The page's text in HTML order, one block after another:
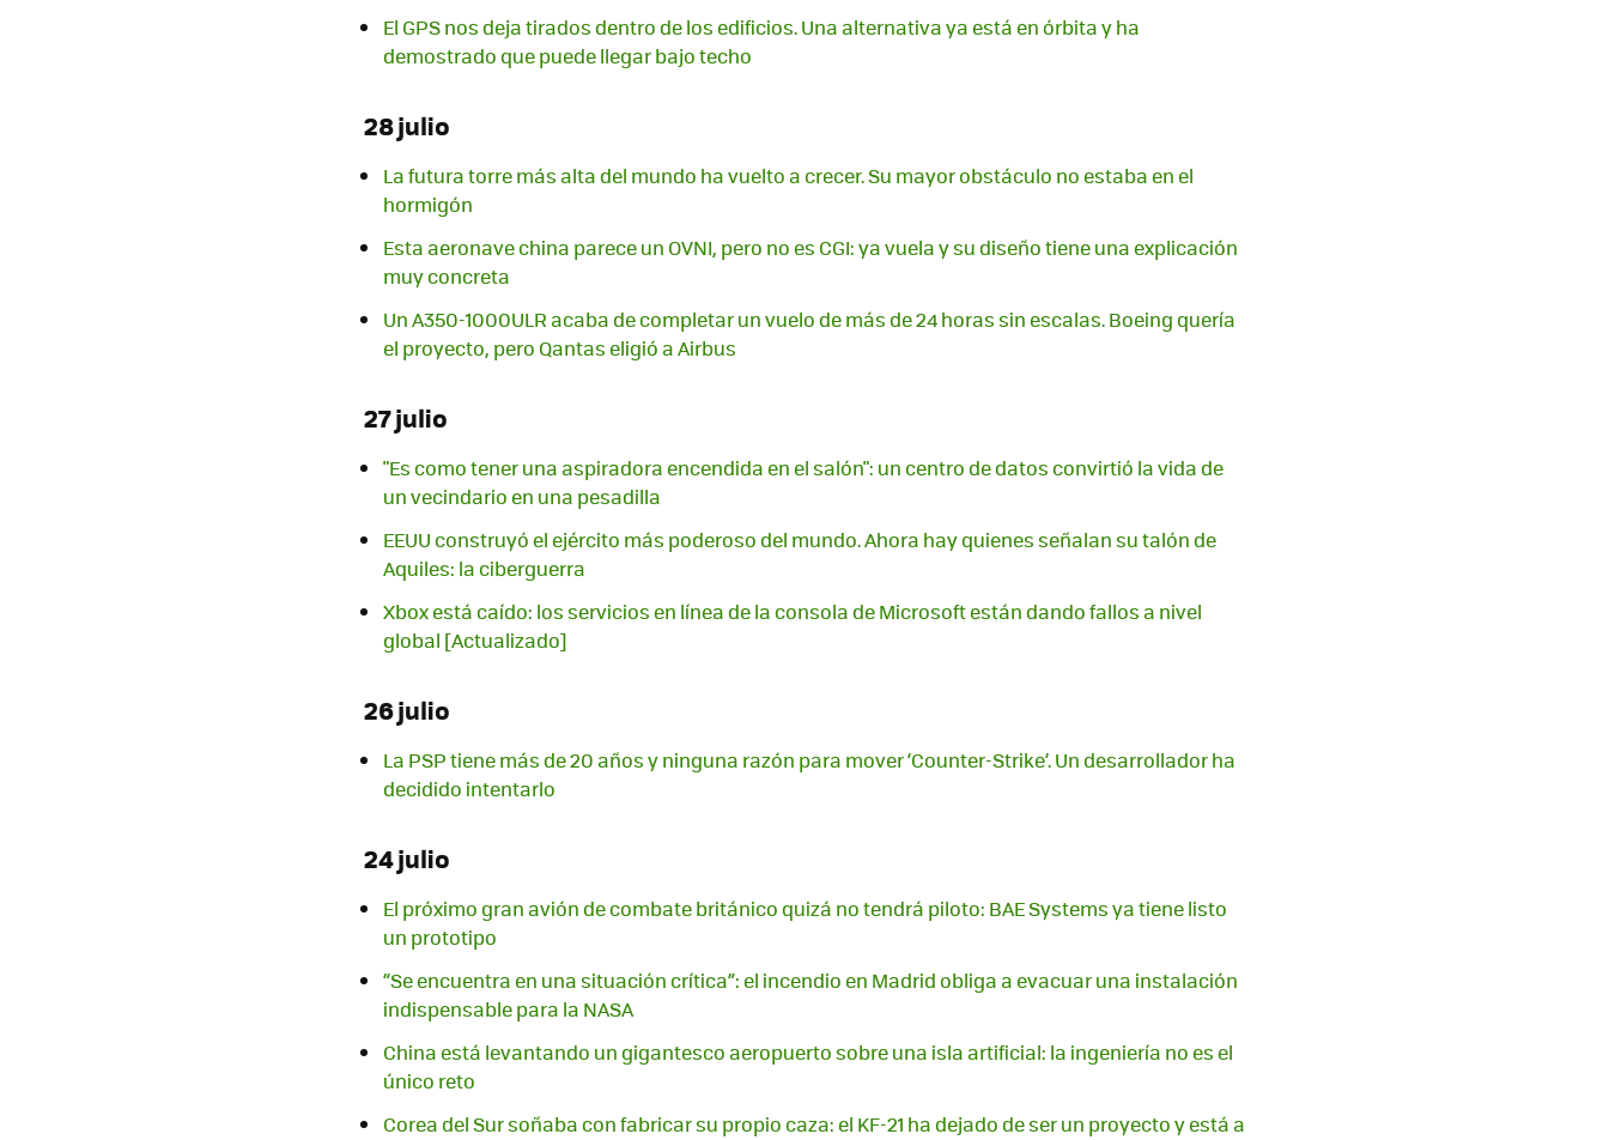
El GPS nos deja tirados dentro de los edificios. Una alternativa ya está en órbita y ha
demostrado que puede llegar bajo techo
28 julio
La futura torre más alta del mundo ha vuelto a crecer. Su mayor obstáculo no estaba en el
hormigón
Esta aeronave china parece un OVNI, pero no es CGI: ya vuela y su diseño tiene una explicación
muy concreta
Un A350-1000ULR acaba de completar un vuelo de más de 24 horas sin escalas. Boeing quería
el proyecto, pero Qantas eligió a Airbus
27 julio
"Es como tener una aspiradora encendida en el salón": un centro de datos convirtió la vida de
un vecindario en una pesadilla
EEUU construyó el ejército más poderoso del mundo. Ahora hay quienes señalan su talón de
Aquiles: la ciberguerra
Xbox está caído: los servicios en línea de la consola de Microsoft están dando fallos a nivel
global [Actualizado]
26 julio
La PSP tiene más de 20 años y ninguna razón para mover ‘Counter-Strike’. Un desarrollador ha
decidido intentarlo
24 julio
El próximo gran avión de combate británico quizá no tendrá piloto: BAE Systems ya tiene listo
un prototipo
“Se encuentra en una situación crítica”: el incendio en Madrid obliga a evacuar una instalación
indispensable para la NASA
China está levantando un gigantesco aeropuerto sobre una isla artificial: la ingeniería no es el
único reto
Corea del Sur soñaba con fabricar su propio caza: el KF-21 ha dejado de ser un proyecto y está a